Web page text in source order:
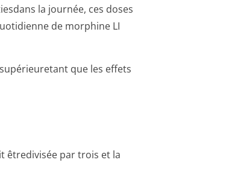
la journée, ces doses
de morphine LI
que les effets
êtredivisée par trois et la